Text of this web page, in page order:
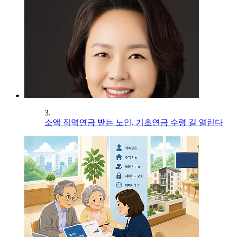
3.
소액 직역연금 받는 노인, 기초연금 수령 길 열린다